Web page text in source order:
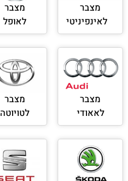
מצבר
לאינפיניטי
מצבר
לאופל
מצבר
לאאודי
מצבר
לטויוטה